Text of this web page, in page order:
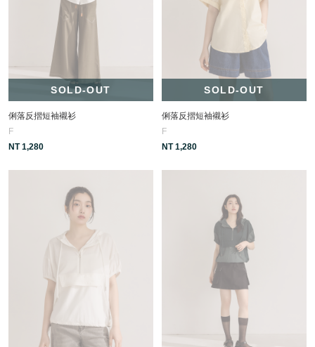
SOLD-OUT
俐落反摺短袖襯衫
F
NT 1,280
SOLD-OUT
俐落反摺短袖襯衫
F
NT 1,280